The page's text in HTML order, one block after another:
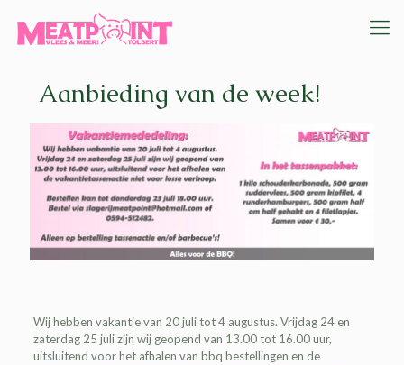
Aanbieding van de week!
Wij hebben vakantie van 20 juli tot 4 augustus. Vrijdag 24 en
zaterdag 25 juli zijn wij geopend van 13.00 tot 16.00 uur,
uitsluitend voor het afhalen van bbq bestellingen en de